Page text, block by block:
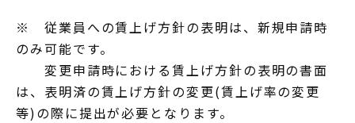
※ 従業員への賃上げ方針の表明は、新規申請時
のみ可能です。
変更申請時における賃上げ方針の表明の書面
は、表明済の賃上げ方針の変更(賃上げ率の変更
等)の際に提出が必要となります。